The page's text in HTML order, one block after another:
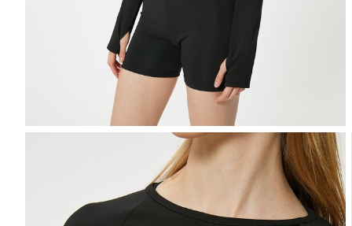
Puteți ajunge
Selecteaza țara
Selectează mărimea
Informațiile despre starea
Tabel de mărimi